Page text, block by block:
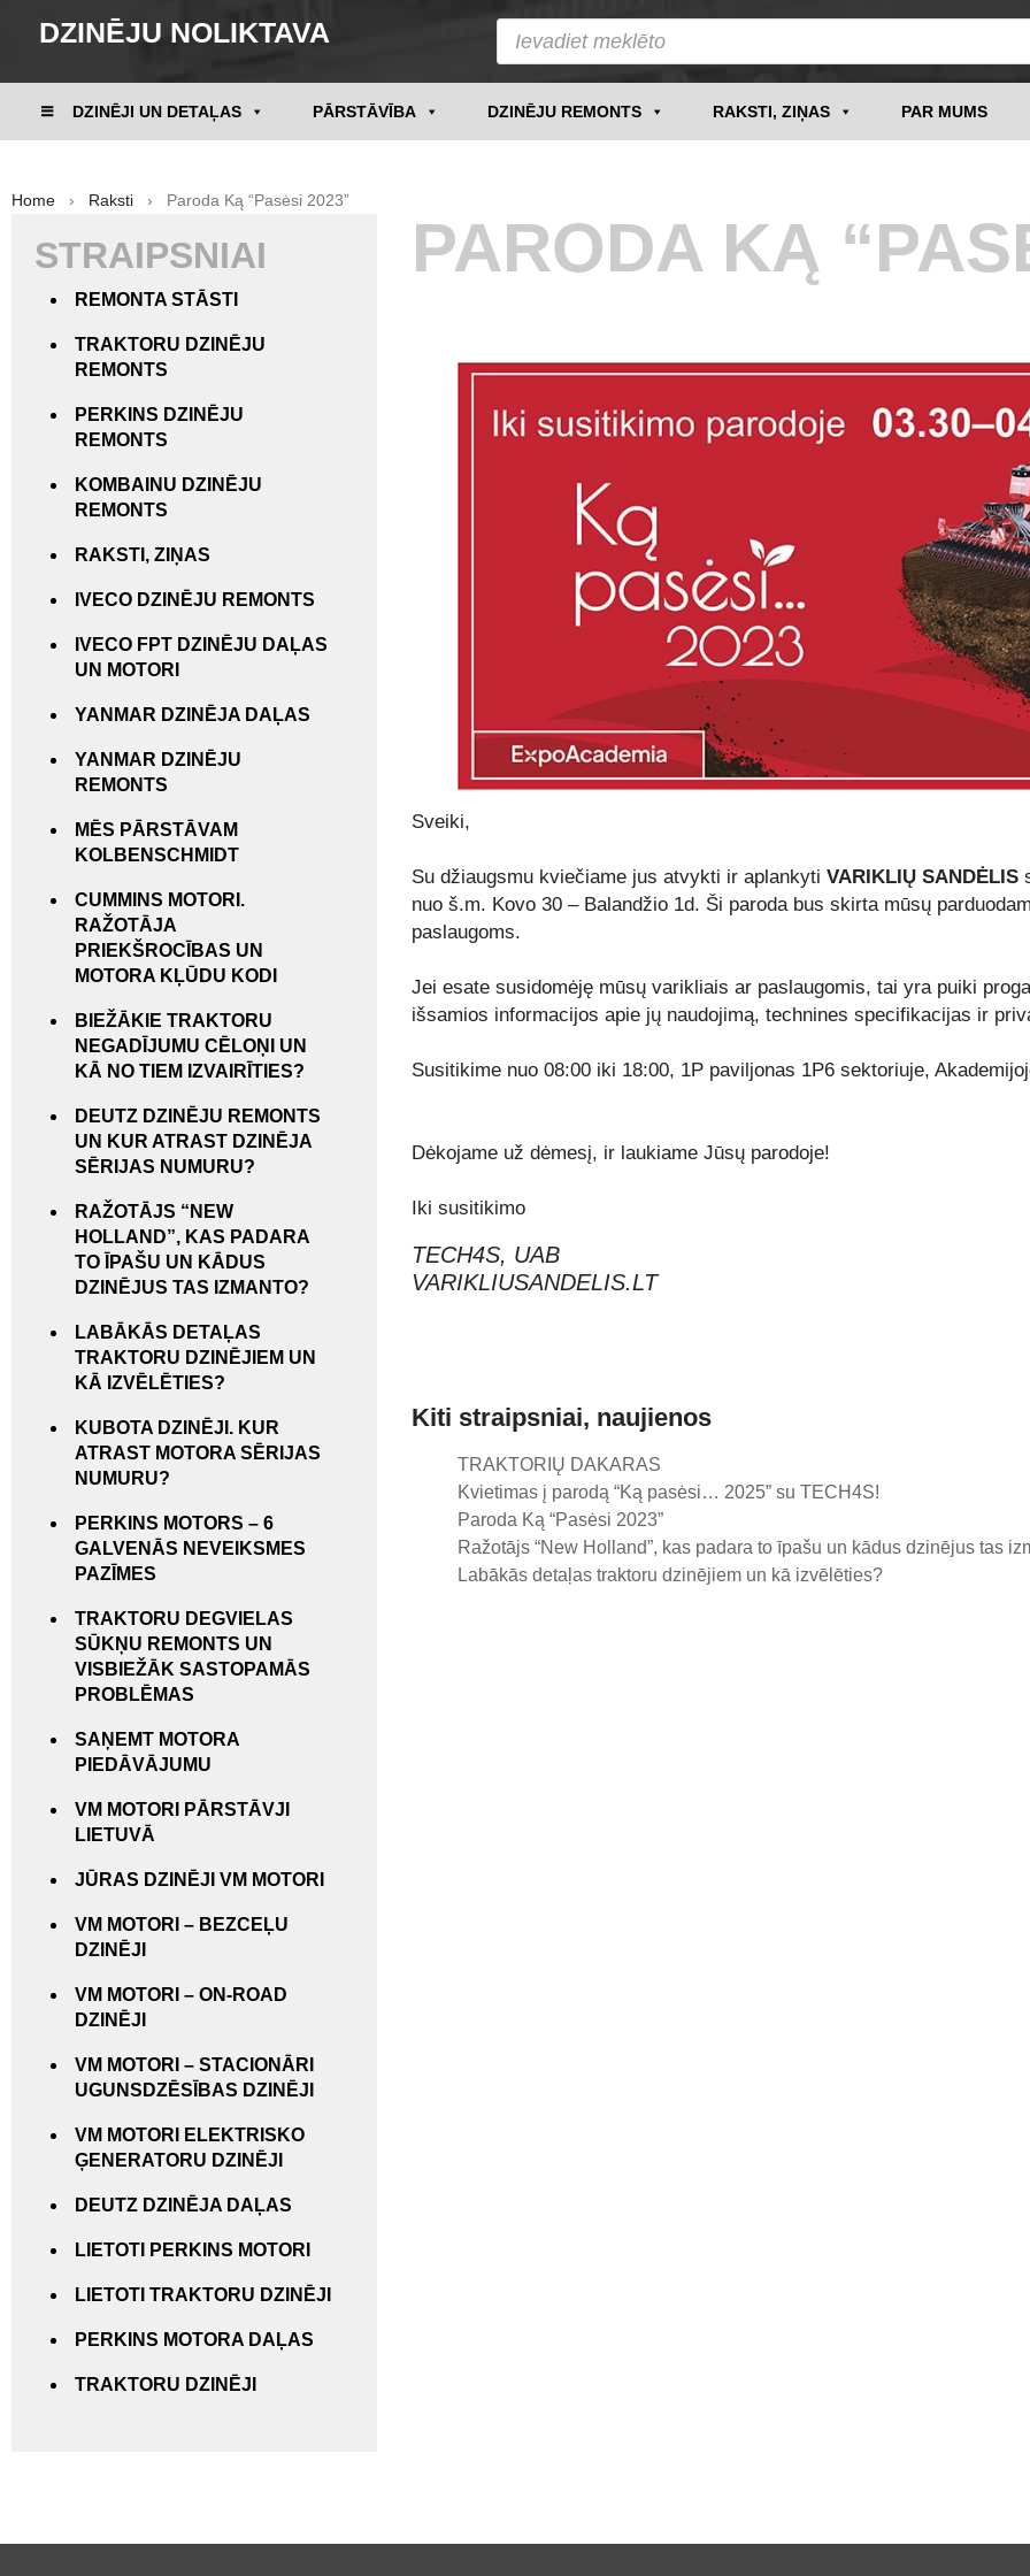
DZINĒJU NOLIKTAVA
DZINĒJI UN DETAĻAS PĀRSTĀVĪBA DZINĒJU REMONTS RAKSTI, ZIŅAS PAR MUMS
Home › Raksti › Paroda Ką “Pasėsi 2023”
STRAIPSNIAI
REMONTA STĀSTI
TRAKTORU DZINĒJU
REMONTS
PERKINS DZINĒJU
REMONTS
KOMBAINU DZINĒJU
REMONTS
RAKSTI, ZIŅAS
IVECO DZINĒJU REMONTS
IVECO FPT DZINĒJU DAĻAS
UN MOTORI
YANMAR DZINĒJA DAĻAS
YANMAR DZINĒJU
REMONTS
MĒS PĀRSTĀVAM
KOLBENSCHMIDT
CUMMINS MOTORI.
RAŽOTĀJA
PRIEKŠROCĪBAS UN
MOTORA KĻŪDU KODI
BIEŽĀKIE TRAKTORU
NEGADĪJUMU CĒLOŅI UN
KĀ NO TIEM IZVAIRĪTIES?
DEUTZ DZINĒJU REMONTS
UN KUR ATRAST DZINĒJA
SĒRIJAS NUMURU?
RAŽOTĀJS “NEW
HOLLAND”, KAS PADARA
TO ĪPAŠU UN KĀDUS
DZINĒJUS TAS IZMANTO?
LABĀKĀS DETAĻAS
TRAKTORU DZINĒJIEM UN
KĀ IZVĒLĒTIES?
KUBOTA DZINĒJI. KUR
ATRAST MOTORA SĒRIJAS
NUMURU?
PERKINS MOTORS – 6
GALVENĀS NEVEIKSMES
PAZĪMES
TRAKTORU DEGVIELAS
SŪKŅU REMONTS UN
VISBIEŽĀK SASTOPAMĀS
PROBLĒMAS
SAŅEMT MOTORA
PIEDĀVĀJUMU
VM MOTORI PĀRSTĀVJI
LIETUVĀ
JŪRAS DZINĒJI VM MOTORI
VM MOTORI – BEZCEĻU
DZINĒJI
VM MOTORI – ON-ROAD
DZINĒJI
VM MOTORI – STACIONĀRI
UGUNSDZĒSĪBAS DZINĒJI
VM MOTORI ELEKTRISKO
ĢENERATORU DZINĒJI
DEUTZ DZINĒJA DAĻAS
LIETOTI PERKINS MOTORI
LIETOTI TRAKTORU DZINĒJI
PERKINS MOTORA DAĻAS
TRAKTORU DZINĒJI
PARODA KĄ
Sveiki,
Su džiaugsmu kviečiame jus atvykti ir aplankyti VARIKLIŲ SANDĖLIS
nuo š.m. Kovo 30 – Balandžio 1d. Ši paroda bus skirta mūsų
paslaugoms.
Jei esate susidomėję mūsų varikliais ar paslaugomis, tai yra puiki
išsamios informacijos apie jų naudojimą, technines specifikacijas ir
Susitikime nuo 08:00 iki 18:00, 1P paviljonas 1P6 sektoriuje,
Dėkojame už dėmesį, ir laukiame Jūsų parodoje!
Iki susitikimo
TECH4S, UAB
VARIKLIUSANDELIS.LT
Kiti straipsniai, naujienos
TRAKTORIŲ DAKARAS
Kvietimas į parodą “Ką pasėsi… 2025” su TECH4S!
Paroda Ką “Pasėsi 2023”
Ražotājs “New Holland”, kas padara to īpašu un kādus dzinējus tas
Labākās detaļas traktoru dzinējiem un kā izvēlēties?